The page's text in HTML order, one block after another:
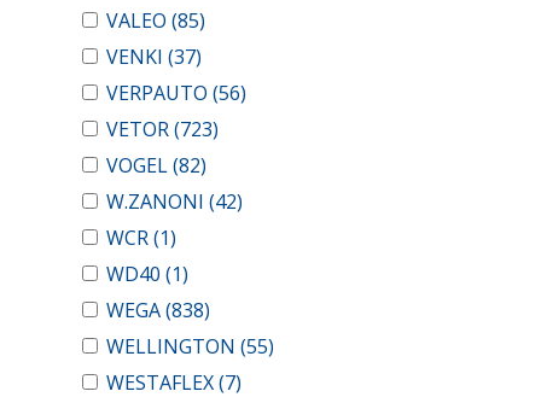
VALEO (85)
VENKI (37)
VERPAUTO (56)
VETOR(723)
VOGEL(82)
W.ZANONI (42)
WCR(1)
WD40 (1)
WEGA(838)
WELLINGTON (55)
WESTAFLEX(7)